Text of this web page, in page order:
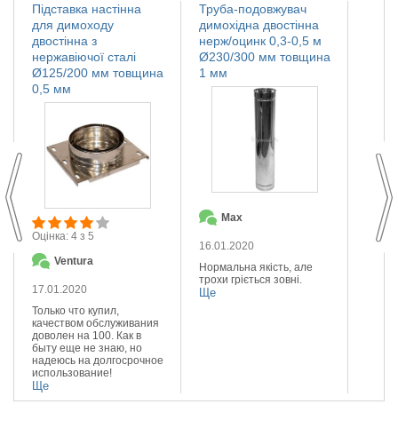
Труба-подовжувач
димохідна двостінна
нерж/оцинк 0,3-0,5 м
Ø230/300 мм товщина
1 мм
Max
16.01.2020
Нормальна якість, але
трохи гріється зовні.
Ще
Підставка настінна
для димоходу
двостінна з
нержавіючої сталі
Ø125/200 мм товщина
0,5 мм
Оцінка: 4 з 5
Ventura
17.01.2020
Только что купил,
качеством обслуживания
доволен на 100. Как в
быту еще не знаю, но
надеюсь на долгосрочное
использование!
Ще